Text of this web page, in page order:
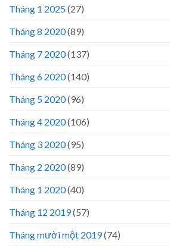
Tháng 1 2025(27)
Tháng 8 2020(89)
Tháng 7 2020(137)
Tháng 6 2020(140)
Tháng 5 2020(96)
Tháng 4 2020(106)
Tháng 3 2020(95)
Tháng 2 2020(89)
Tháng 1 2020(40)
Tháng 12 2019(57)
Tháng mười một 2019(74)